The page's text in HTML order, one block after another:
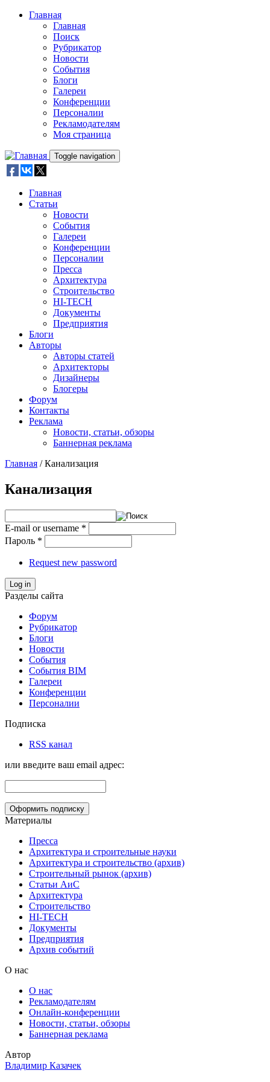
Skip to main content
Главная
Главная
Поиск
Рубрикатор
Новости
События
Блоги
Галереи
Конференции
Персоналии
Рекламодателям
Моя страница
Toggle navigation
Главная
Статьи
Новости
События
Галереи
Конференции
Персоналии
Пресса
Архитектура
Строительство
HI-TECH
Документы
Предприятия
Блоги
Авторы
Авторы статей
Архитекторы
Дизайнеры
Блогеры
Форум
Контакты
Реклама
Новости, статьи, обзоры
Баннерная реклама
Главная / Канализация
Канализация
E-mail or username *
Пароль *
Request new password
Log in
Разделы сайта
Форум
Рубрикатор
Блоги
Новости
События
События BIM
Галереи
Конференции
Персоналии
Подписка
RSS канал
или введите ваш email адрес:
Материалы
Пресса
Архитектура и строительные науки
Архитектура и строительство (архив)
Строительный рынок (архив)
Статьи АиС
Архитектура
Строительство
HI-TECH
Документы
Предприятия
Архив событий
О нас
О нас
Рекламодателям
Онлайн-конференции
Новости, статьи, обзоры
Баннерная реклама
Автор
Владимир Казачек